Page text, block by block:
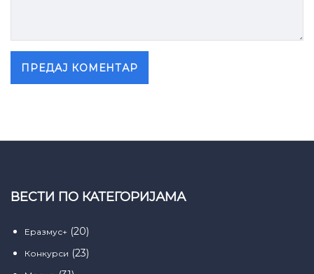
ВЕСТИ ПО КАТЕГОРИЈАМА
Еразмус+ (20)
Конкурси (23)